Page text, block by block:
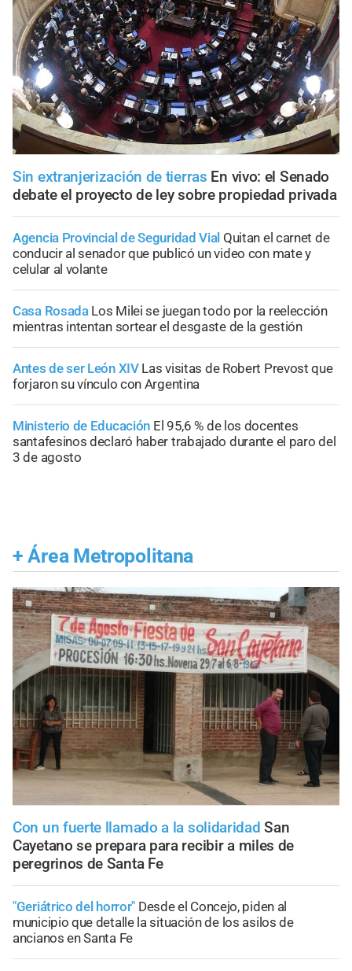
Sin extranjerización de tierras En vivo: el Senado
debate el proyecto de ley sobre propiedad privada
Agencia Provincial de Seguridad Vial Quitan el carnet de
conducir al senador que publicó un video con mate y
celular al volante
Casa Rosada Los Milei se juegan todo por la reelección
mientras intentan sortear el desgaste de la gestión
Antes de ser León XIV Las visitas de Robert Prevost que
forjaron su vínculo con Argentina
Ministerio de Educación El 95,6 % de los docentes
santafesinos declaró haber trabajado durante el paro del
3 de agosto
+ Área Metropolitana
Con un fuerte llamado a la solidaridad San
Cayetano se prepara para recibir a miles de
peregrinos de Santa Fe
"Geriátrico del horror" Desde el Concejo, piden al
municipio que detalle la situación de los asilos de
ancianos en Santa Fe